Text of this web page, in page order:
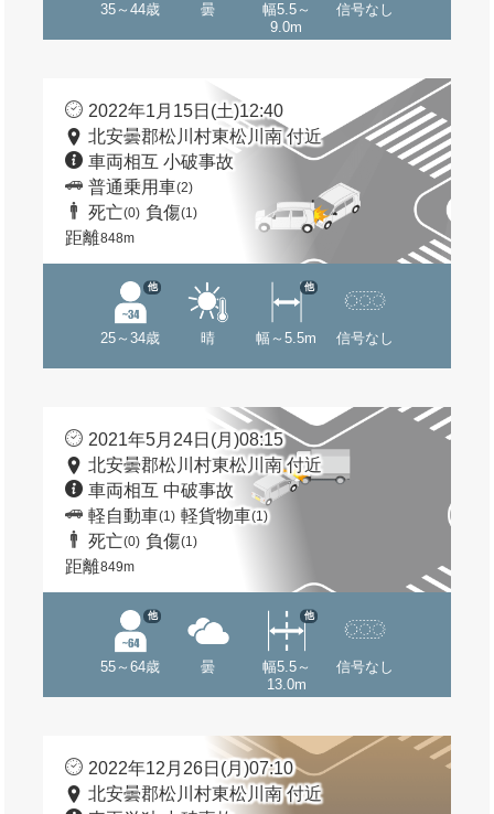
35～44歳 曇
幅5.5～
9.0m
信号なし
2022年1月15日(土)12:40
北安曇郡松川村東松川南 付近
車両相互 小破事故
普通乗用車(2)
死亡(0) 負傷(1)
距離848m
25～34歳
他
晴 幅～5.5m
他
信号なし
2021年5月24日(月)08:15
北安曇郡松川村東松川南 付近
車両相互 中破事故
軽自動車(1) 軽貨物車(1)
死亡(0) 負傷(1)
距離849m
55～64歳
他
曇
幅5.5～
13.0m
他
信号なし
2022年12月26日(月)07:10
北安曇郡松川村東松川南 付近